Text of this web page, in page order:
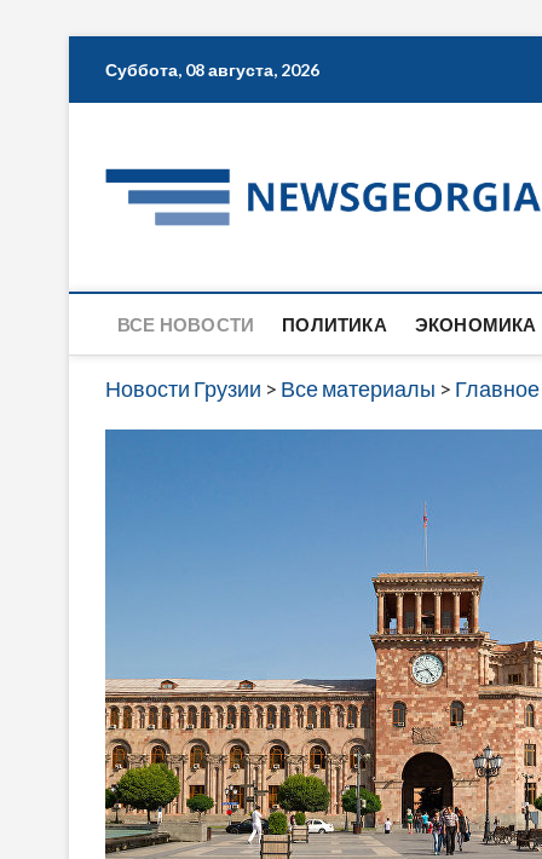
Суббота, 08 августа, 2026
ВСЕ НОВОСТИ ПОЛИТИКА ЭКОНОМИКА
Новости Грузии > Все материалы > Главное